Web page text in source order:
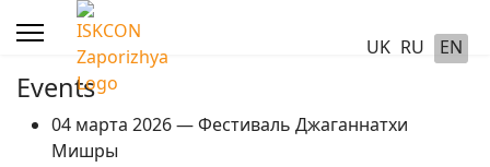
UK RU EN
Events
04 марта 2026 — Фестиваль Джаганнатхи
Мишры